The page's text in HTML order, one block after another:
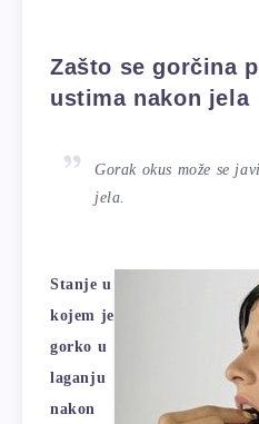
Zašto se gorčina
ustima nakon jela
Gorak okus može se
jela.
Stanje u
kojem je
gorko u
laganju
nakon